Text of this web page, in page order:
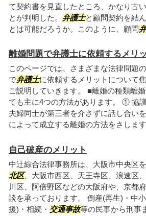
て契約書を見直したところ、かなり古
とが判明した。 弁護士と顧問契約を結
とは可能だろうか。このように、顧問
離婚問題で弁護士に依頼するメリ
このページでは、さまざまな法律問題
で弁護士に依頼するメリットについて
ご説明していきます。 ■離婚の種類離
ても主に4つの方法があります。 ① 協
夫婦同士が第三者を介さずに話し合い
によって成立する離婚の方法をさしま
自己破産のメリット
中辻綜合法律事務所は、大阪市中央区を
北区、大阪市西区、天王寺区、浪速区
川区、阿倍野区などの大阪府や、京都
談を承っております。 倒産(再生)・中
援)・相続・ 交通事故等の民事から刑事